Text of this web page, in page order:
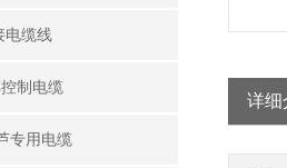
电缆线
制电缆
专用电缆
详细